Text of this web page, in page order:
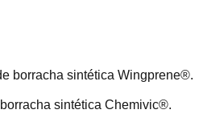
borracha sintética Wingprene®.
sintética Chemivic®.